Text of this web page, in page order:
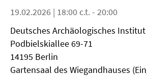
19.02.2026 | 18:00 c.t. - 20:00
Deutsches Archäologisches Institut
Podbielskiallee 69-71
14195 Berlin
Gartensaal des Wiegandhauses